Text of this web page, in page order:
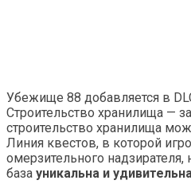
Убежище 88 добавляется в
Строительство хранилища —
строительство хранилища
Линия квестов, в которой
омерзительного надзирателя,
база уникальна и удивительна